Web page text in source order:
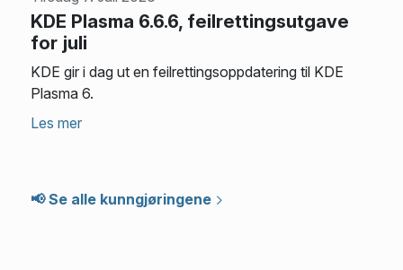
KDE Plasma 6.6.6, feilrettingsutgave
for juli
KDE gir i dag ut en feilrettingsoppdatering til KDE
Plasma 6.
Les mer
📢 Se alle kunngjøringene